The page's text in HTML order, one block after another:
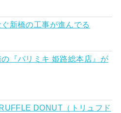
新橋の工事が進んでる
『パリミキ 姫路総本店』が
DONUT（トリュフド